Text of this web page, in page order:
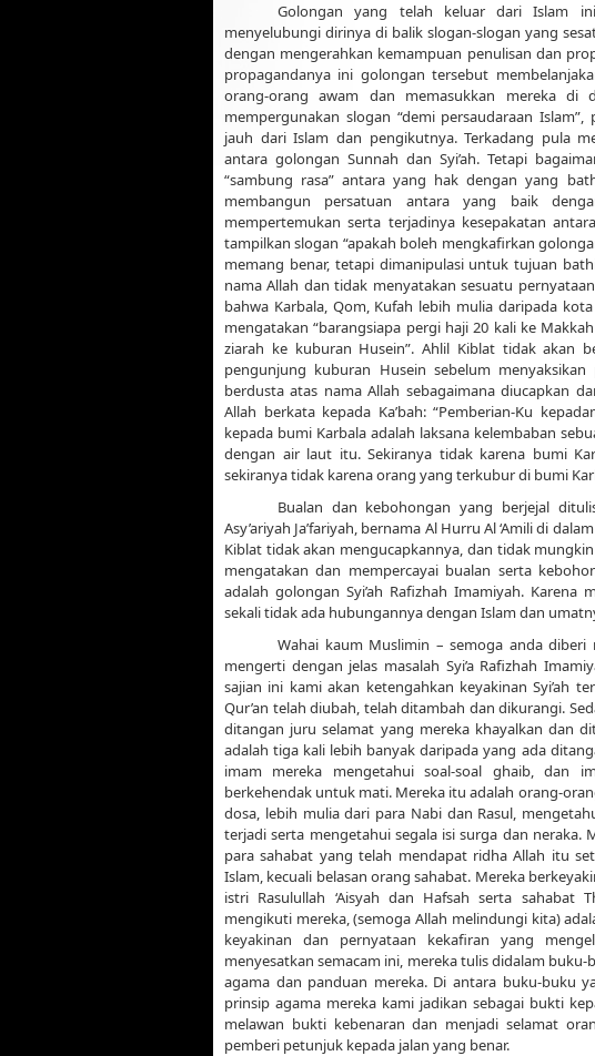
Golongan yang telah keluar dari Islam
menyelubungi dirinya di balik slogan-slogan yang
dengan mengerahkan kemampuan penulisan dan
propagandanya ini golongan tersebut
orang-orang awam dan memasukkan mereka di
mempergunakan slogan “demi persaudaraan
jauh dari Islam dan pengikutnya. Terkadang pula
antara golongan Sunnah dan Syi’ah. Tetapi
“sambung rasa” antara yang hak dengan yang
membangun persatuan antara yang baik
mempertemukan serta terjadinya kesepakatan
tampilkan slogan “apakah boleh mengkafirkan
memang benar, tetapi dimanipulasi untuk tujuan
nama Allah dan tidak menyatakan sesuatu
bahwa Karbala, Qom, Kufah lebih mulia daripada
mengatakan “barangsiapa pergi haji 20 kali ke
ziarah ke kuburan Husein”. Ahlil Kiblat tidak akan
pengunjung kuburan Husein sebelum
berdusta atas nama Allah sebagaimana diucapkan
Allah berkata kepada Ka’bah: “Pemberian-Ku
kepada bumi Karbala adalah laksana kelembaban
dengan air laut itu. Sekiranya tidak karena bumi
sekiranya tidak karena orang yang terkubur di bumi
Bualan dan kebohongan yang berjejal
Asy’ariyah Ja’fariyah, bernama Al Hurru Al ‘Amili di
Kiblat tidak akan mengucapkannya, dan tidak
mengatakan dan mempercayai bualan serta
adalah golongan Syi’ah Rafizhah Imamiyah.
sekali tidak ada hubungannya dengan Islam dan
Wahai kaum Muslimin – semoga anda
mengerti dengan jelas masalah Syi’a Rafizhah
sajian ini kami akan ketengahkan keyakinan Syi’ah
Qur’an telah diubah, telah ditambah dan dikurangi.
ditangan juru selamat yang mereka khayalkan dan
adalah tiga kali lebih banyak daripada yang ada
imam mereka mengetahui soal-soal ghaib, dan
berkehendak untuk mati. Mereka itu adalah orang-
dosa, lebih mulia dari para Nabi dan Rasul,
terjadi serta mengetahui segala isi surga dan neraka.
para sahabat yang telah mendapat ridha Allah itu
Islam, kecuali belasan orang sahabat. Mereka
istri Rasulullah ‘Aisyah dan Hafsah serta sahabat
mengikuti mereka, (semoga Allah melindungi kita)
keyakinan dan pernyataan kekafiran yang
menyesatkan semacam ini, mereka tulis didalam
agama dan panduan mereka. Di antara buku-buku
prinsip agama mereka kami jadikan sebagai bukti
melawan bukti kebenaran dan menjadi selamat
pemberi petunjuk kepada jalan yang benar.